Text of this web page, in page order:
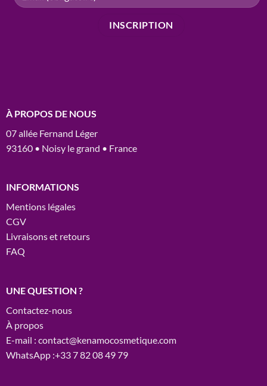
À PROPOS DE NOUS
07 allée Fernand Léger
93160 • Noisy le grand • France
INFORMATIONS
Mentions légales
CGV
Livraisons et retours
FAQ
UNE QUESTION ?
Contactez-nous
À propos
E-mail : contact@kenamocosmetique.com
WhatsApp :+33 7 82 08 49 79